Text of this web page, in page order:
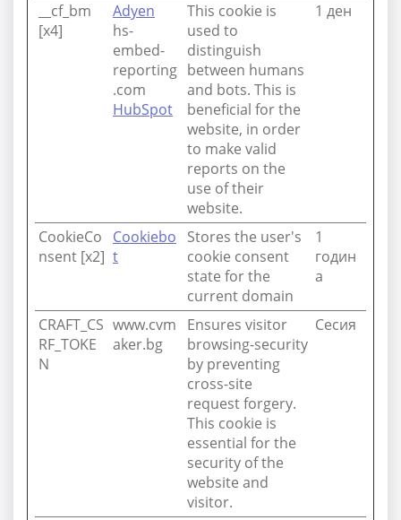
__cf_bm
[x4]
Adyen
hs-
embed-
reporting
.com
HubSpot
This cookie is
used to
distinguish
between humans
and bots. This is
beneficial for the
website, in order
to make valid
reports on the
use of their
website.
1 ден
CookieCo
nsent [x2]
Cookiebo
t
Stores the user's
cookie consent
state for the
current domain
1
годин
а
CRAFT_CS
RF_TOKE
N
www.cvm
aker.bg
Ensures visitor
browsing-security
by preventing
cross-site
request forgery.
This cookie is
essential for the
security of the
website and
visitor.
Сесия